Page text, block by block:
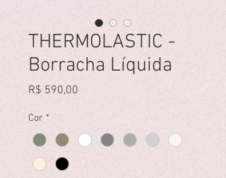
THERMOLASTIC -
Borracha Líquida
R$ 590,00 Preço
Cor *